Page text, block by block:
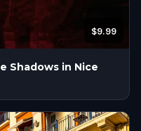
$9.99
Shadows in Nice